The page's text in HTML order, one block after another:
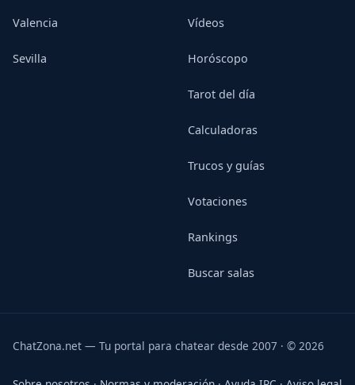
Valencia
Sevilla
Vídeos
Horóscopo
Tarot del día
Calculadoras
Trucos y guías
Votaciones
Rankings
Buscar salas
ChatZona.net — Tu portal para chatear desde 2007 · © 2026